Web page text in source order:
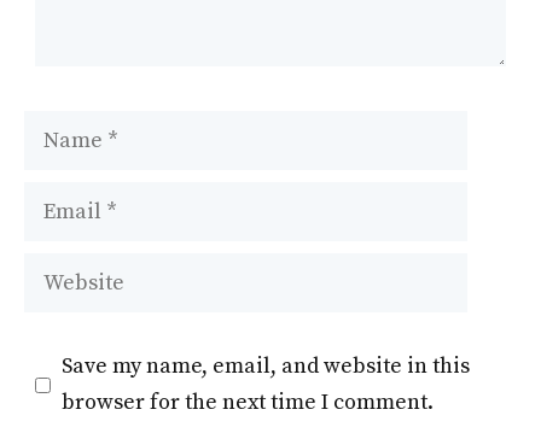
Name
Email
Website
Save my name, email, and website in this
browser for the next time I comment.